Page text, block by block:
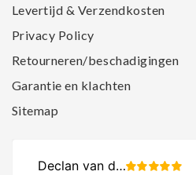
Levertijd & Verzendkosten
Privacy Policy
Retourneren/beschadigingen
Garantie en klachten
Sitemap